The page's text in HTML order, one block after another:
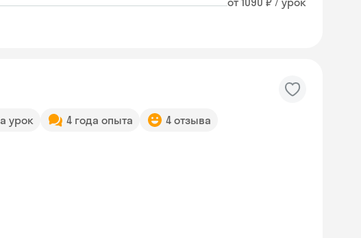
урок 4 года опыта 4 отзыва